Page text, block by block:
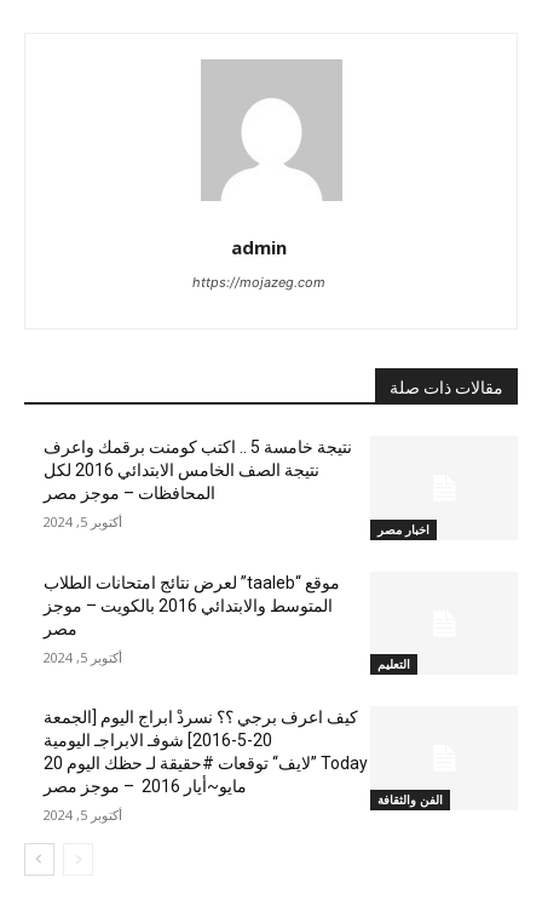
admin
https://mojazeg.com
مقالات ذات صلة
اخبار مصر
نتيجة خامسة 5 .. اكتب كومنت برقمك واعرف
نتيجة الصف الخامس الابتدائي 2016 لكل
المحافظات – موجز مصر
أكتوبر 5, 2024
التعليم
موقع “taaleb” لعرض نتائج امتحانات الطلاب
المتوسط والابتدائي 2016 بالكويت – موجز
مصر
أكتوبر 5, 2024
الفن والثقافة
كيف اعرف برجي ؟؟ نسردْ ابراج اليوم [الجمعة
20-5-2016] شوفـ الابراجـ اليومية
Today ”لايف“ توقعات #حقيقة لـ حظك اليوم 20
مايو~أيار 2016 – موجز مصر
أكتوبر 5, 2024